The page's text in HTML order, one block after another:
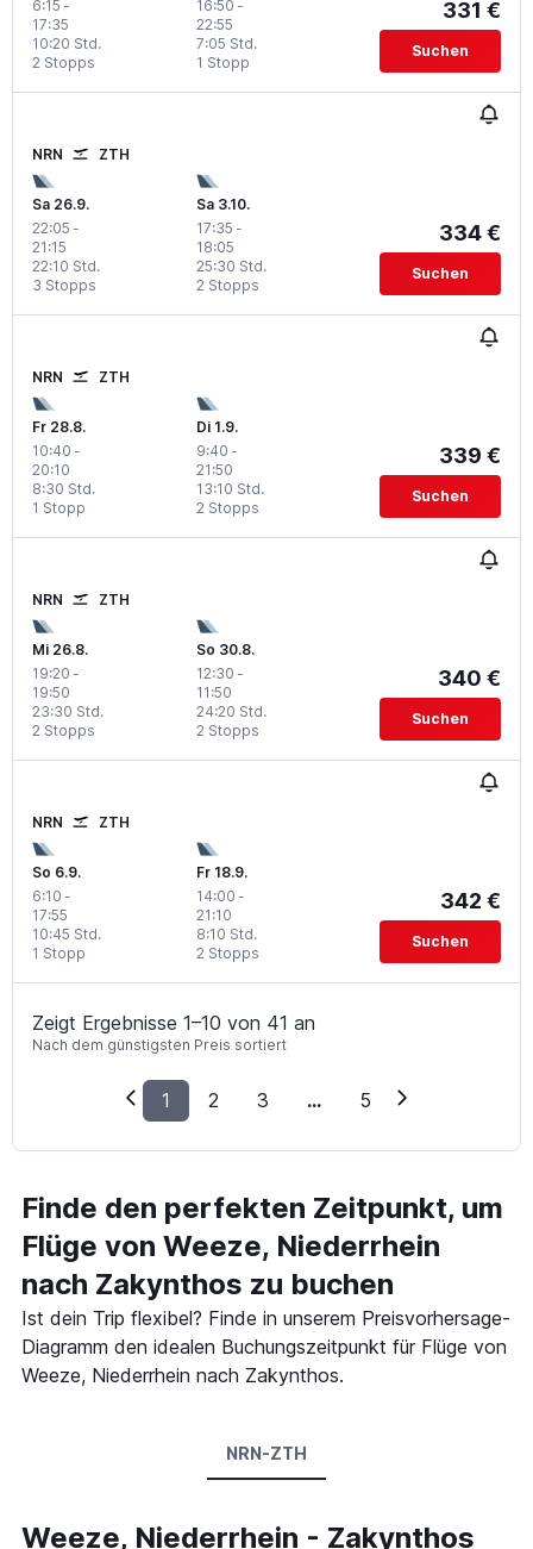
6:15 -
17:35
2 Stopps
10:20 Std.
16:50 -
22:55
1 Stopp
7:05 Std.
331 €
Suchen
NRN ZTH
Sa 26.9.
22:05 -
21:15
3 Stopps
22:10 Std.
Sa 3.10.
17:35 -
18:05
2 Stopps
25:30 Std.
334 €
Suchen
NRN ZTH
Fr 28.8.
10:40 -
20:10
1 Stopp
8:30 Std.
Di 1.9.
9:40 -
21:50
2 Stopps
13:10 Std.
339 €
Suchen
NRN ZTH
Mi 26.8.
19:20 -
19:50
2 Stopps
23:30 Std.
So 30.8.
12:30 -
11:50
2 Stopps
24:20 Std.
340 €
Suchen
NRN ZTH
So 6.9.
6:10 -
17:55
1 Stopp
10:45 Std.
Fr 18.9.
14:00 -
21:10
2 Stopps
8:10 Std.
342 €
Suchen
Zeigt Ergebnisse 1–10 von 41 an
Nach dem günstigsten Preis sortiert
1 2 3 ... 5
Finde den perfekten Zeitpunkt, um
Flüge von Weeze, Niederrhein
nach Zakynthos zu buchen
Ist dein Trip flexibel? Finde in unserem Preisvorhersage-
Diagramm den idealen Buchungszeitpunkt für Flüge von
Weeze, Niederrhein nach Zakynthos.
NRN-ZTH
Weeze, Niederrhein - Zakynthos